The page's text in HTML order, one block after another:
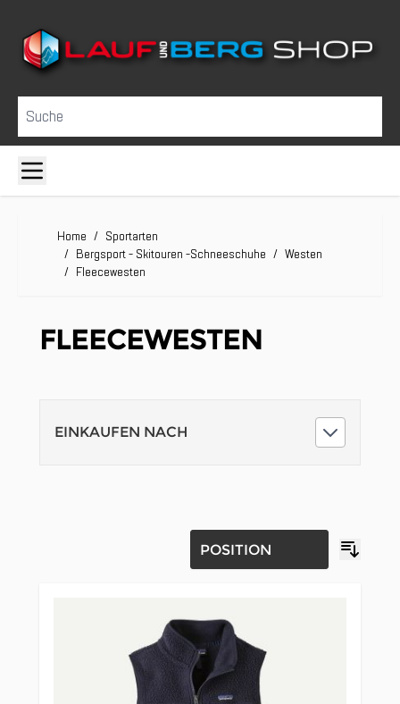
Suche
Home / Sportarten
/ Bergsport - Skitouren -Schneeschuhe / Westen
/ Fleecewesten
FLEECEWESTEN
EINKAUFEN NACH